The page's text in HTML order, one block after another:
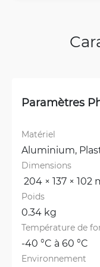
Paramètres
Matériel
Aluminium,
Dimensions
204 × 137 × 102
Poids
0.34 kg
Température de
-40 °C à 60 °C
Environnement